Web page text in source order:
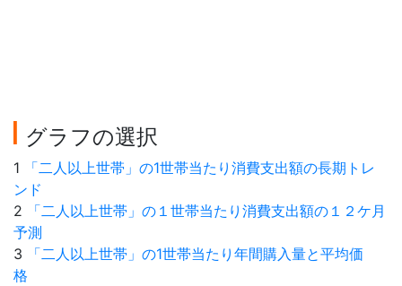
グラフの選択
1
「二人以上世帯」の1世帯当たり消費支出額の長期トレ
ンド
2
「二人以上世帯」の１世帯当たり消費支出額の１２ケ月
予測
3
「二人以上世帯」の1世帯当たり年間購入量と平均価
格